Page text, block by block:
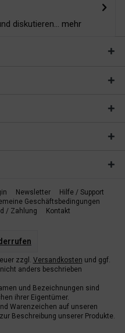
diskutieren... mehr
Newsletter
Hilfe / Support
Geschäftsbedingungen
/ Zahlung Kontakt
zzgl. Versandkosten und ggf.
anders beschrieben
und Bezeichnungen sind
ihrer Eigentümer.
Warenzeichen auf unseren
Beschreibung unserer Produkte.